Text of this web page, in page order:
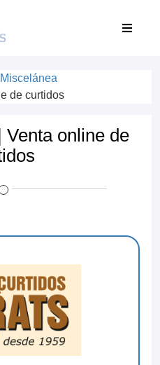
Miscelánea
de curtidos
online de